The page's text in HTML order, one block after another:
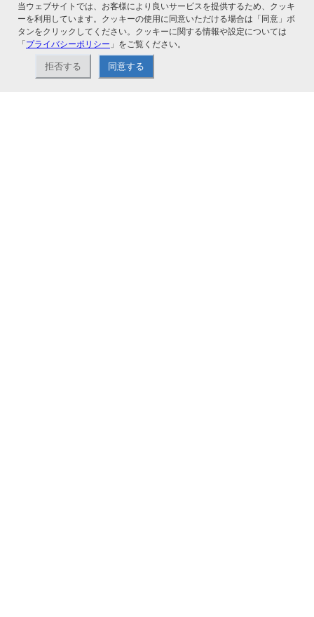
関連サービス
当ウェブサイトでは、お客様により良いサービスを提供するため、クッキ
ーを利用しています。クッキーの使用に同意いただける場合は「同意」ボ
タンをクリックしてください。クッキーに関する情報や設定については
「プライバシーポリシー 」をご覧ください。
拒否する 同意する